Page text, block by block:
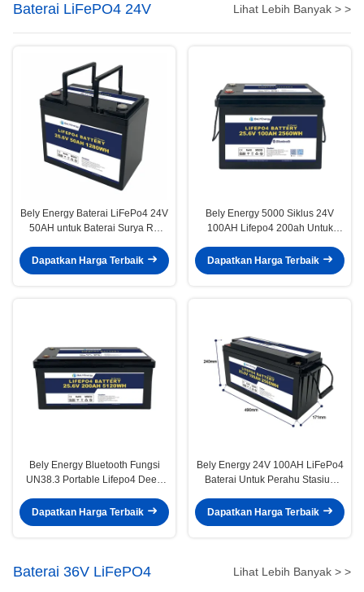
Baterai LiFePO4 24V Lihat Lebih Banyak > >
Bely Energy Baterai LiFePo4 24V
50AH untuk Baterai Surya RV
Dapatkan Harga Terbaik
Bely Energy 5000 Siklus 24V
100AH Lifepo4 200ah Untuk
Dapatkan Harga Terbaik
Bely Energy Bluetooth Fungsi
UN38.3 Portable Lifepo4 Deep
Dapatkan Harga Terbaik
Bely Energy 24V 100AH LiFePo4
Baterai Untuk Perahu Stasiun
Dapatkan Harga Terbaik
Baterai 36V LiFePO4 Lihat Lebih Banyak > >